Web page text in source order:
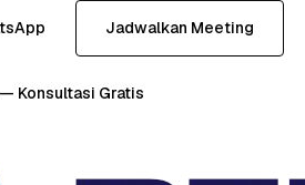
Jadwalkan Meeting
Konsultasi Gratis